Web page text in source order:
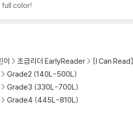
color!
이 초급리더 EarlyReader
[I Can Read]
Grade2 (140L-500L)
Grade3 (330L-700L)
Grade4 (445L-810L)